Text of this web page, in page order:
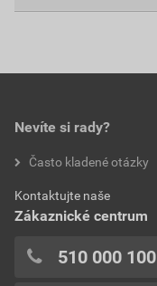
Nevíte si rady?
Často kladené otázky
Kontaktujte naše
Zákaznické centrum
510 000 100